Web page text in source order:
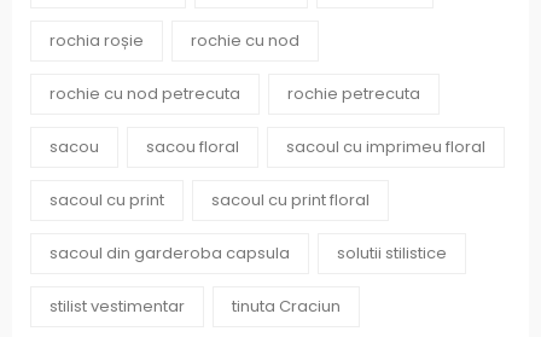
rochia roșie rochie cu nod
rochie cu nod petrecuta rochie petrecuta
sacou sacou floral sacoul cu imprimeu floral
sacoul cu print sacoul cu print floral
sacoul din garderoba capsula solutii stilistice
stilist vestimentar tinuta Craciun